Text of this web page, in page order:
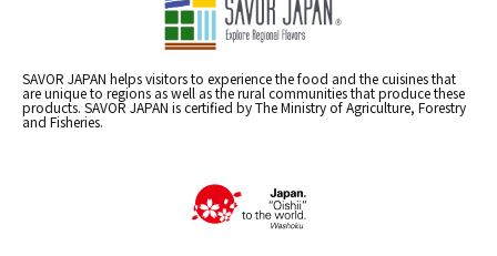
SAVOR JAPAN helps visitors to experience the food and the cuisines that
are unique to regions as well as the rural communities that produce these
products. SAVOR JAPAN is certified by The Ministry of Agriculture, Forestry
and Fisheries.